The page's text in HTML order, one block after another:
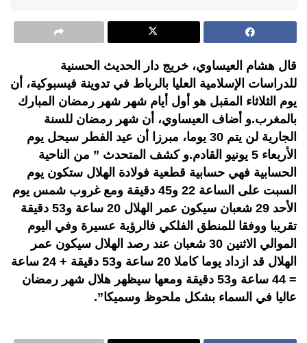
قال هشام العيساوي، خريج دار الحديث الحسنية
للدراسات الإسلامية العليا بالرباط في تدوينة فيسبوكية، أن
يوم الثلاثاء المقبل هو أول أيام شهر شهر رمضان المبارك
بالمغرب.و أضاف العيساوي، أن شهر رمضان للسنة
الجارية لن يتم 30 يوما، مبرزا أن عيد الفطر سيحل يوم
الأربعاء 5 يونيو القادم.و كشف المتحدث ” من الناحية
الحسابية فهي حسابية قطعية فولادة الهلال ستكون يوم
السبت على الساعة 22 و45 دقيقة ومع غروب شمس يوم
الأحد 29 شعبان سيكون عمر الهلال 20 ساعة و53 دقيقة
تقريبا ووفقا للمنطق الفلكي فالرؤية عسيرة وفي اليوم
الموالي الاثنين 30 شعبان عند رصد الهلال سيكون عمر
الهلال قد ازداد يوما كاملا 20 ساعة و53 دقيقة + 24 ساعة
= 44 ساعة و53 دقيقة ومعها سيظهر هلال شهر رمضان
عاليا في السماء بشكل ملحوظ وسميكا”.